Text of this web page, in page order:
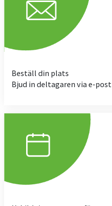
Beställ din plats
Bjud in deltagaren via e-post